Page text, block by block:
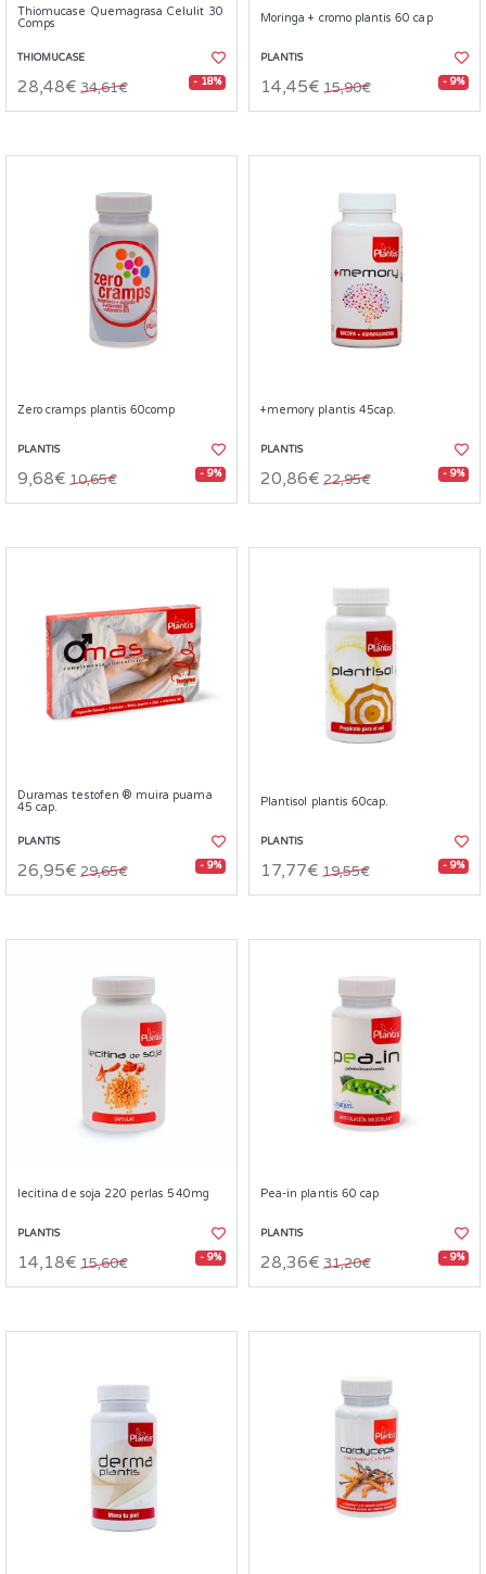
Thiomucase Quemagrasa Celulit 30
Comps
THIOMUCASE
28,48€ 34,61€ - 18%
Moringa + cromo plantis 60 cap
PLANTIS
14,45€ 15,90€ - 9%
Zero cramps plantis 60comp
PLANTIS
9,68€ 10,65€ - 9%
+memory plantis 45cap.
PLANTIS
20,86€ 22,95€ - 9%
Duramas testofen ® muira puama
45 cap.
PLANTIS
26,95€ 29,65€ - 9%
Plantisol plantis 60cap.
PLANTIS
17,77€ 19,55€ - 9%
lecitina de soja 220 perlas 540mg
PLANTIS
14,18€ 15,60€ - 9%
Pea-in plantis 60 cap
PLANTIS
28,36€ 31,20€ - 9%